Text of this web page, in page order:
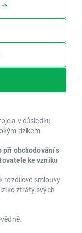
a v důsledku
rizikem
při obchodování s
ke vzniku
rozdílové smlouvy
ztráty svých